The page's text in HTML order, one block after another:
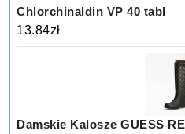
Chlorchinaldin VP 40 tabl
13.84zł
Damskie Kalosze GUESS